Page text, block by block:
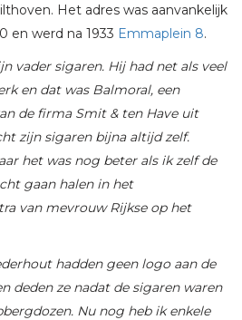
Het adres was aanvankelijk
en werd na 1933 Emmaplein 8.
vader sigaren. Hij had net als veel
en dat was Balmoral, een
de firma Smit & ten Have uit
zijn sigaren bijna altijd zelf.
het was nog beter als ik zelf de
gaan halen in het
van mevrouw Rijkse op het
hadden geen logo aan de
deden ze nadat de sigaren waren
Nu nog heb ik enkele